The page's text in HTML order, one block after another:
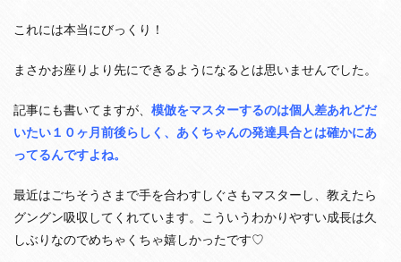
も
ま
と
め
：
発
達
り
これには本当にびっくり！
まさかお座りより先にできるようになるとは思いませんでした。
記事にも書いてますが、 模倣をマスターするのは個人差あれどだ
いたい１０ヶ月前後らしく、あくちゃんの発達具合とは確かにあ
ってるんですよね。
最近はごちそうさまで手を合わすしぐさもマスターし、教えたら
グングン吸収してくれています。こういうわかりやすい成長は久
しぶりなのでめちゃくちゃ嬉しかったです♡